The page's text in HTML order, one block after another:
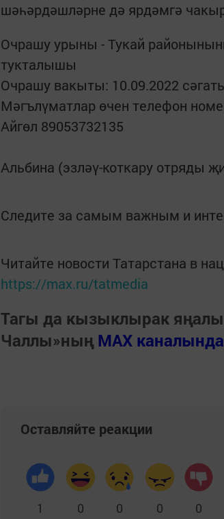
шәһәрдәшләрне дә ярдәмгә
Очрашу урыны - Тукай
тукталышы
Очрашу вакыты: 10.09.2022
Мәгълүматлар өчен телефон
Айгөл 89053732135
Альбина (эзләү-коткару отряды
Следите за самым важным и
Читайте новости Татарстана в
https://max.ru/tatmedia
Тагы да кызыклырак
Чаллы»ның MAX каналында
Оставляйте реакции
1 0 0 0 0